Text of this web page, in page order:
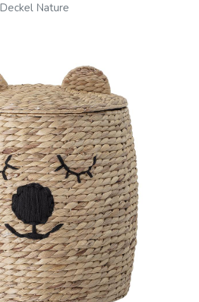
Nature